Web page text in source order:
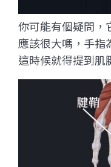
你可能有個疑問，
應該很大嗎，手指
這時候就得提到肌